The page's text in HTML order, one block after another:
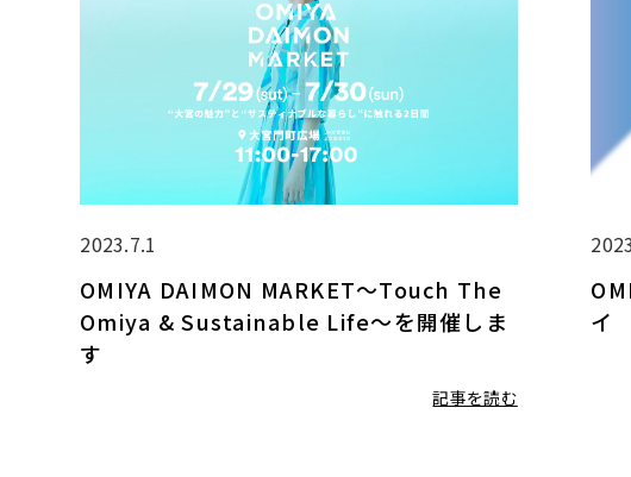
2023.7.1
OMIYA DAIMON MARKET〜Touch The
Omiya & Sustainable Life〜を開催しま
す
記事を読む
イ